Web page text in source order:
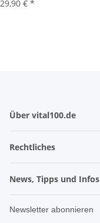
29,90 € *
Über vital100.de
Rechtliches
News, Tipps und Infos
Newsletter abonnieren